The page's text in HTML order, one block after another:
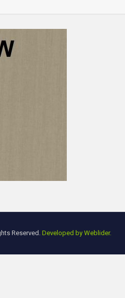
Reserved.Developed by Weblider.